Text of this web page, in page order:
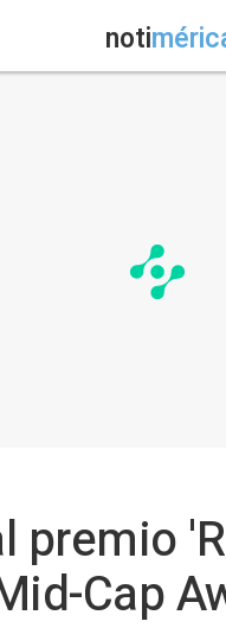
noti
premio
Cap